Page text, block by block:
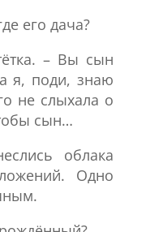
его дача?
– Вы сын
я, поди, знаю
не слыхала о
сын…
облака
Одно